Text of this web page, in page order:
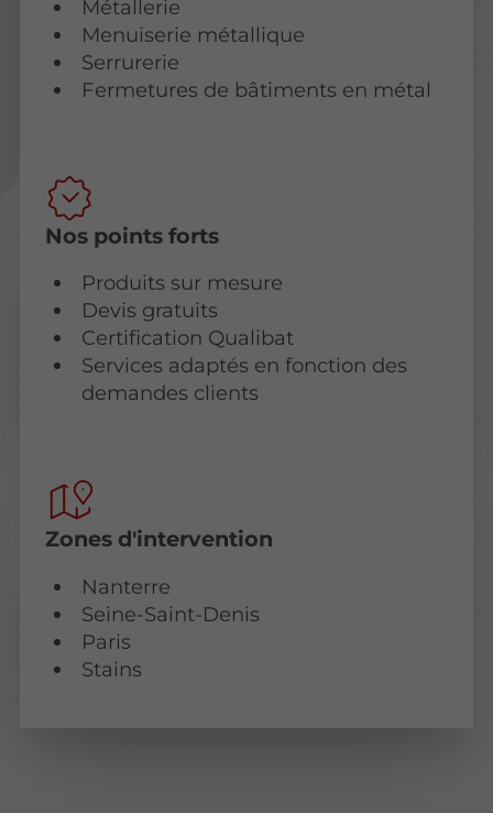
Métallerie
Menuiserie métallique
Serrurerie
Fermetures de bâtiments en métal
Nos points forts
Produits sur mesure
Devis gratuits
Certification Qualibat
Services adaptés en fonction des
demandes clients
Zones d'intervention
Nanterre
Seine-Saint-Denis
Paris
Stains